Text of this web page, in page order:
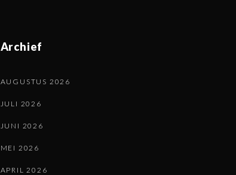
Archief
AUGUSTUS 2026
JULI 2026
JUNI 2026
MEI 2026
APRIL 2026